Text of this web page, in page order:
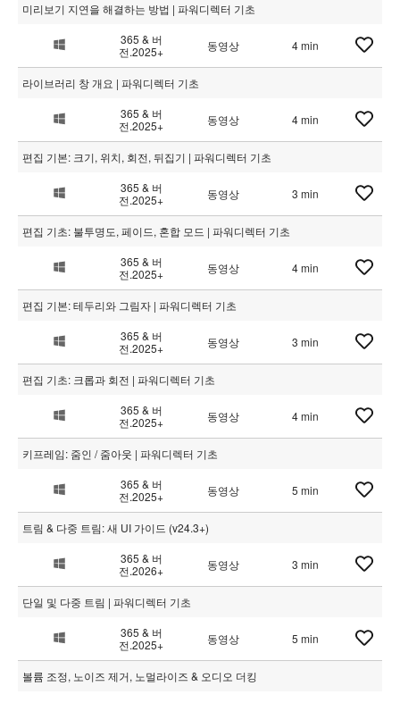
미리보기 지연을 해결하는 방법 | 파워디렉터 기초
365 & 버
전.2025+
동영상 4 min
라이브러리 창 개요 | 파워디렉터 기초
365 & 버
전.2025+
동영상 4 min
편집 기본: 크기, 위치, 회전, 뒤집기 | 파워디렉터 기초
365 & 버
전.2025+
동영상 3 min
편집 기초: 불투명도, 페이드, 혼합 모드 | 파워디렉터 기초
365 & 버
전.2025+
동영상 4 min
편집 기본: 테두리와 그림자 | 파워디렉터 기초
365 & 버
전.2025+
동영상 3 min
편집 기초: 크롭과 회전 | 파워디렉터 기초
365 & 버
전.2025+
동영상 4 min
키프레임: 줌인 / 줌아웃 | 파워디렉터 기초
365 & 버
전.2025+
동영상 5 min
트림 & 다중 트림: 새 UI 가이드 (v24.3+)
365 & 버
전.2026+
동영상 3 min
단일 및 다중 트림 | 파워디렉터 기초
365 & 버
전.2025+
동영상 5 min
볼륨 조정, 노이즈 제거, 노멀라이즈 & 오디오 더킹